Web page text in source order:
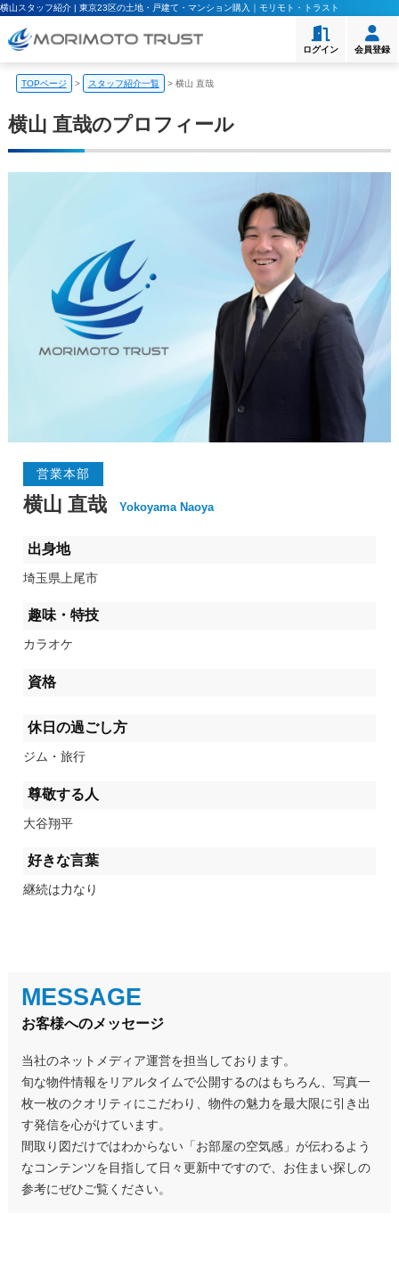
横山スタッフ紹介 | 東京23区の土地・戸建て・マンション購入｜モリモト・トラスト
ログイン 会員登録
TOPページ > スタッフ紹介一覧 > 横山 直哉
横山 直哉のプロフィール
営業本部
横山 直哉 Yokoyama Naoya
出身地
埼玉県上尾市
趣味・特技
カラオケ
資格
休日の過ごし方
ジム・旅行
尊敬する人
大谷翔平
好きな言葉
継続は力なり
MESSAGE
お客様へのメッセージ
当社のネットメディア運営を担当しております。
旬な物件情報をリアルタイムで公開するのはもちろん、写真一
枚一枚のクオリティにこだわり、物件の魅力を最大限に引き出
す発信を心がけています。
間取り図だけではわからない「お部屋の空気感」が伝わるよう
なコンテンツを目指して日々更新中ですので、お住まい探しの
参考にぜひご覧ください。